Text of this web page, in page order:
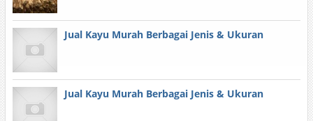
Jual Kayu Murah Berbagai Jenis & Ukuran
Jual Kayu Murah Berbagai Jenis & Ukuran